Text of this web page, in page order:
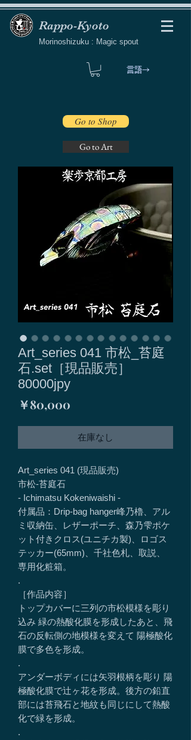
Rappo-Kyoto
Morinoshizuku : Magic spout
言語→
Go to Shop
Go to Art
Art_series 041 市松_苔庭
石.set［現品販売］
80000jpy
￥80,000
在庫なし
Art_series 041 (現品販売)
市松-苔庭石
- Ichimatsu Kokeniwaishi -
付属品：Drip-bag hanger峰乃櫓、アル
ミ収納缶、レザーポーチ、森乃雫ポケ
ット付きクロス(ユニチカ製)、ロゴス
テッカー(65mm)、千社色札、取説、
専用化粧箱。
.
［作品内容］
トップカバーに三列の市松模様を彫り
込み 緑の熱酸化膜を形成したあと、飛
石の反転側の地模様を変えて 陽極酸化
膜で多色を形成。
.
アンダーボディには矢羽根柄を彫り 陽
極酸化膜で辻ヶ花を形成。後方の鉛直
部には苔飛石と地紋も同じにして熱酸
化で緑を形成。
.